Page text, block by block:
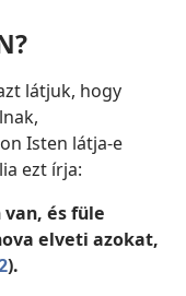
látjuk, hogy
Isten látja-e
ezt írja:
van, és füle
elveti azokat,
).